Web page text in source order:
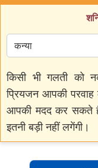
किसी भी गलती को
प्रियजन आपकी
आपकी मदद कर सकते
इतनी बड़ी नहीं लगेंगी।